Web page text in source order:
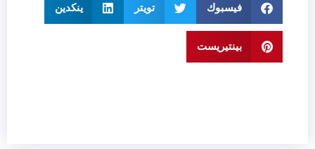
فيسبوك تويتر ينكدين
بينتيريست